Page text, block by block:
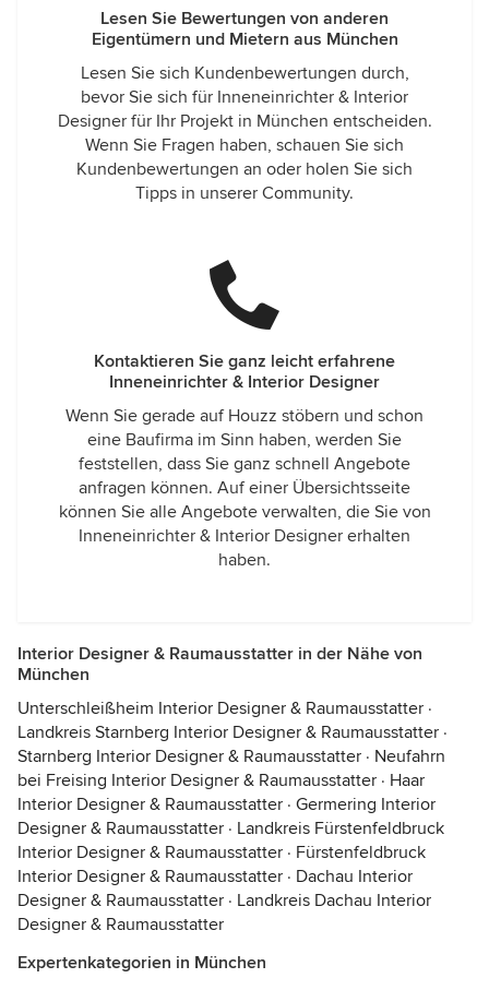
Lesen Sie Bewertungen von anderen
Eigentümern und Mietern aus München
Lesen Sie sich Kundenbewertungen durch,
bevor Sie sich für Inneneinrichter & Interior
Designer für Ihr Projekt in München entscheiden.
Wenn Sie Fragen haben, schauen Sie sich
Kundenbewertungen an oder holen Sie sich
Tipps in unserer Community.
Kontaktieren Sie ganz leicht erfahrene
Inneneinrichter & Interior Designer
Wenn Sie gerade auf Houzz stöbern und schon
eine Baufirma im Sinn haben, werden Sie
feststellen, dass Sie ganz schnell Angebote
anfragen können. Auf einer Übersichtsseite
können Sie alle Angebote verwalten, die Sie von
Inneneinrichter & Interior Designer erhalten
haben.
Interior Designer & Raumausstatter in der Nähe von
München
Unterschleißheim Interior Designer & Raumausstatter ·
Landkreis Starnberg Interior Designer & Raumausstatter ·
Starnberg Interior Designer & Raumausstatter · Neufahrn
bei Freising Interior Designer & Raumausstatter · Haar
Interior Designer & Raumausstatter · Germering Interior
Designer & Raumausstatter · Landkreis Fürstenfeldbruck
Interior Designer & Raumausstatter · Fürstenfeldbruck
Interior Designer & Raumausstatter · Dachau Interior
Designer & Raumausstatter · Landkreis Dachau Interior
Designer & Raumausstatter
Expertenkategorien in München